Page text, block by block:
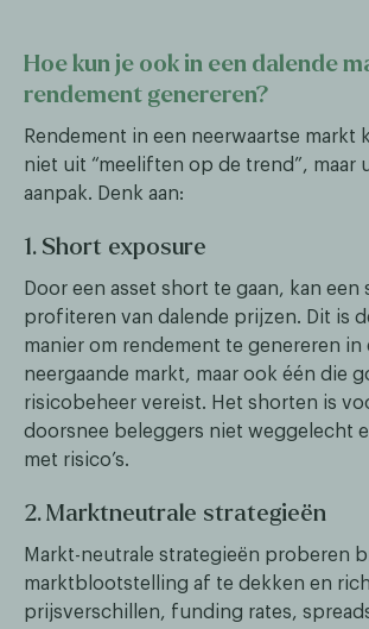
Hoe kun je ook in een dalende
rendement genereren?
Rendement in een neerwaartse markt
niet uit “meeliften op de trend”, maar
aanpak. Denk aan:
1. Short exposure
Door een asset short te gaan, kan een
profiteren van dalende prijzen. Dit is
manier om rendement te genereren in
neergaande markt, maar ook één die
risicobeheer vereist. Het shorten is
doorsnee beleggers niet weggelecht
met risico’s.
2. Marktneutrale strategieën
Markt-neutrale strategieën proberen
marktblootstelling af te dekken en
prijsverschillen, funding rates,